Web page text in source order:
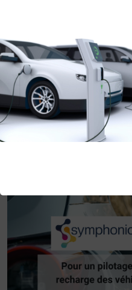
SYMPHONICS ET
SERVICE
PILOTAGE
RECHARGE DES
ÉLECTRIQUES
Rédigé par Julie PUGLISI le 24